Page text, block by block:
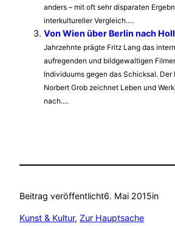
anders – mit oft sehr disparaten
interkultureller Vergleich….
Von Wien über Berlin nach
Jahrzehnte prägte Fritz Lang das
aufregenden und bildgewaltigen
Individuums gegen das Schicksal.
Norbert Grob zeichnet Leben und
nach….
Beitrag veröffentlicht6. Mai 2015in
Kunst & Kultur, Zur Hauptsache